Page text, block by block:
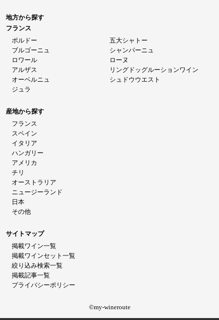
地方から探す
フランス
ボルドー
五大シャトー
ブルゴーニュ
シャンパーニュ
ロワール
ローヌ
アルザス
リングドッグルーションワイン
オーベルニュ
シュドウウエスト
ジュラ
産地から探す
フランス
スペイン
イタリア
ハンガリー
アメリカ
チリ
オーストラリア
ニュージーランド
日本
その他
サイトマップ
掲載ワイン一覧
掲載ワインセット一覧
絞り込み検索一覧
掲載記事一覧
プライバシーポリシー
©my-wineroute